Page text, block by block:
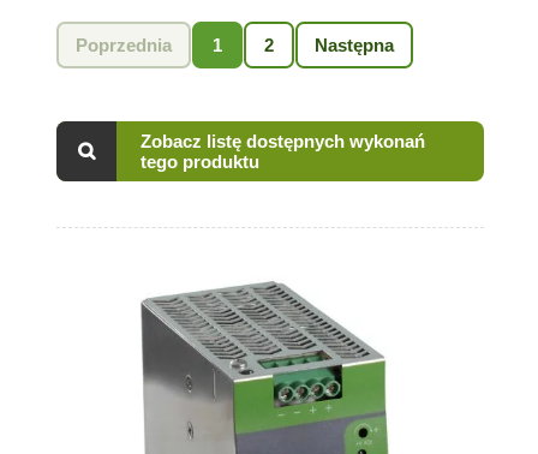
Poprzednia 1 2 Następna
Zobacz listę dostępnych wykonań
tego produktu